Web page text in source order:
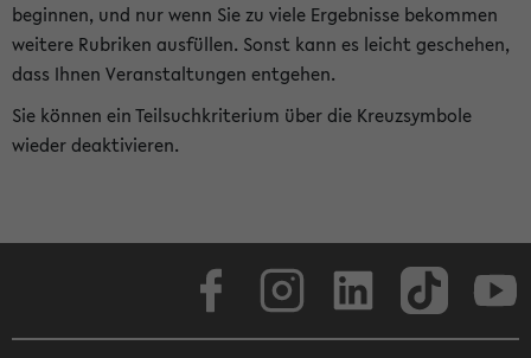
beginnen, und nur wenn Sie zu viele Ergebnisse bekommen
weitere Rubriken ausfüllen. Sonst kann es leicht geschehen,
dass Ihnen Veranstaltungen entgehen.
Sie können ein Teilsuchkriterium über die Kreuzsymbole
wieder deaktivieren.